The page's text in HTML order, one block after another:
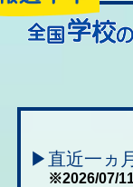
▶直近一ヵ
※2026/07/